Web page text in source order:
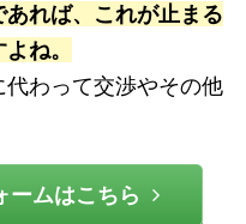
れば、これが止まる
ね。
わって交渉やその他
ームはこちら